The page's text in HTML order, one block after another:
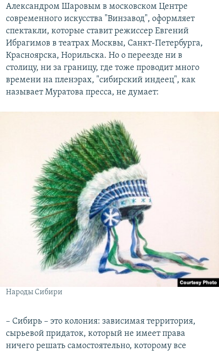
Александром Шаровым в московском Центре
современного искусства "Винзавод", оформляет
спектакли, которые ставит режиссер Евгений
Ибрагимов в театрах Москвы, Санкт-Петербурга,
Красноярска, Норильска. Но о переезде ни в
столицу, ни за границу, где тоже проводит много
времени на пленэрах, "сибирский индеец", как
называет Муратова пресса, не думает:
Народы Сибири
– Сибирь – это колония: зависимая территория,
сырьевой придаток, который не имеет права
ничего решать самостоятельно, которому все